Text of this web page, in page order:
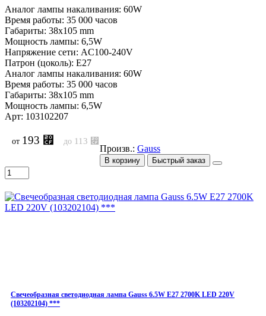
Аналог лампы накаливания: 60W
Время работы: 35 000 часов
Габариты: 38x105 mm
Мощность лампы: 6,5W
Напряжение сети: AC100-240V
Патрон (цоколь): E27
Аналог лампы накаливания: 60W
Время работы: 35 000 часов
Габариты: 38x105 mm
Мощность лампы: 6,5W
Арт: 103102207
от 193 ⃏ до 113 ⃏
Произв.: Gauss
В корзину Быстрый заказ
Свечеобразная светодиодная лампа Gauss 6.5W E27 2700K LED 220V
(103202104) ***